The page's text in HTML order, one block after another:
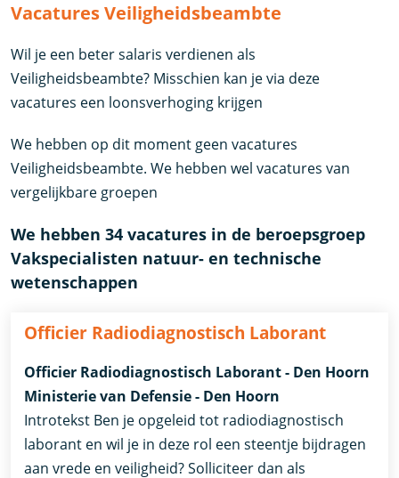
Vacatures Veiligheidsbeambte
Wil je een beter salaris verdienen als
Veiligheidsbeambte? Misschien kan je via deze
vacatures een loonsverhoging krijgen
We hebben op dit moment geen vacatures
Veiligheidsbeambte. We hebben wel vacatures van
vergelijkbare groepen
We hebben 34 vacatures in de beroepsgroep
Vakspecialisten natuur- en technische
wetenschappen
Officier Radiodiagnostisch Laborant
Officier Radiodiagnostisch Laborant - Den Hoorn
Ministerie van Defensie - Den Hoorn
Introtekst Ben je opgeleid tot radiodiagnostisch
laborant en wil je in deze rol een steentje bijdragen
aan vrede en veiligheid? Solliciteer dan als